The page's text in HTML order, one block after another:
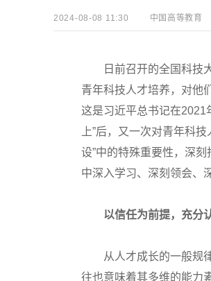
2024-08-08 11:30 中国高等教育
日前召开的全国科技大
青年科技人才培养，对他
这是习近平总书记在2021
上”后，又一次对青年科
设”中的特殊重要性，深
中深入学习、深刻领会、
以信任为前提，充分
从人才成长的一般规律
往也意味着其多维的能力